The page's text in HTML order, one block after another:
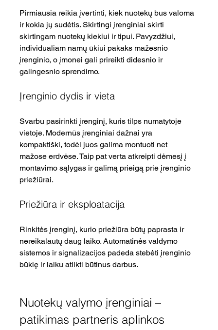
Pirmiausia reikia įvertinti, kiek nuotekų bus valoma
ir kokia jų sudėtis. Skirtingi įrenginiai skirti
skirtingam nuotekų kiekiui ir tipui. Pavyzdžiui,
individualiam namų ūkiui pakaks mažesnio
įrenginio, o įmonei gali prireikti didesnio ir
galingesnio sprendimo.
Įrenginio dydis ir vieta
Svarbu pasirinkti įrenginį, kuris tilps numatytoje
vietoje. Modernūs įrenginiai dažnai yra
kompaktiški, todėl juos galima montuoti net
mažose erdvėse. Taip pat verta atkreipti dėmesį į
montavimo sąlygas ir galimą prieigą prie įrenginio
priežiūrai.
Priežiūra ir eksploatacija
Rinkitės įrenginį, kurio priežiūra būtų paprasta ir
nereikalautų daug laiko. Automatinės valdymo
sistemos ir signalizacijos padeda stebėti įrenginio
būklę ir laiku atlikti būtinus darbus.
Nuotekų valymo įrenginiai –
patikimas partneris aplinkos